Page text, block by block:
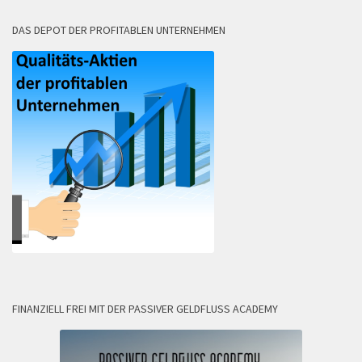
DAS DEPOT DER PROFITABLEN UNTERNEHMEN
FINANZIELL FREI MIT DER PASSIVER GELDFLUSS ACADEMY